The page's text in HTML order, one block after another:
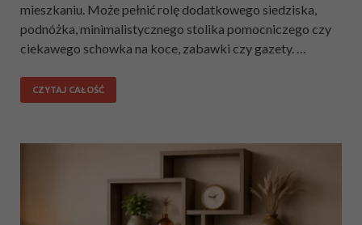
mieszkaniu. Może pełnić rolę dodatkowego siedziska,
podnóżka, minimalistycznego stolika pomocniczego czy
ciekawego schowka na koce, zabawki czy gazety. …
CZYTAJ CAŁOŚĆ